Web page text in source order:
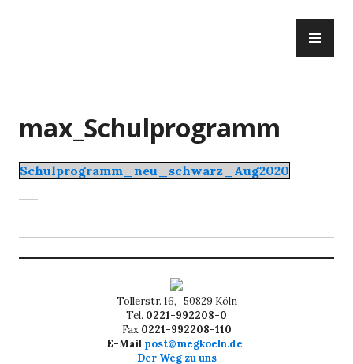
max_Schulprogramm
Schulprogramm_neu_schwarz_Aug2020
Tollerstr. 16, 50829 Köln
Tel. 0221-992208-0
Fax 0221-992208-110
E-Mail post@megkoeln.de
Der Weg zu uns